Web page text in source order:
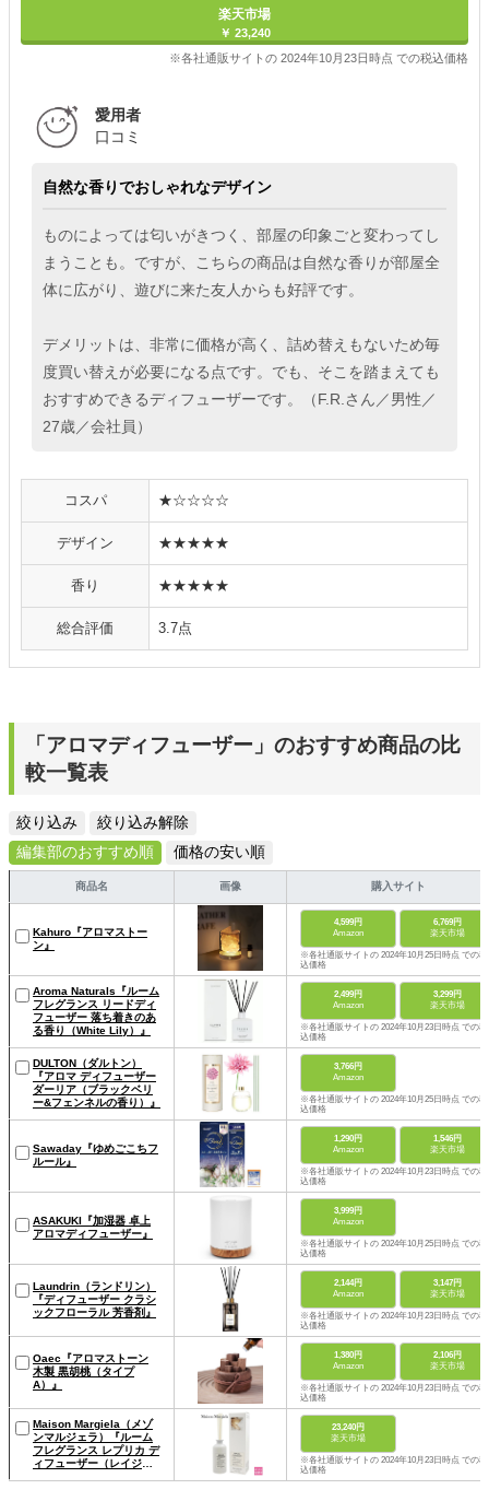
楽天市場
￥ 23,240
※各社通販サイトの 2024年10月23日時点 での税込価格
愛用者
口コミ
自然な香りでおしゃれなデザイン
ものによっては匂いがきつく、部屋の印象ごと変わってし
まうことも。ですが、こちらの商品は自然な香りが部屋全
体に広がり、遊びに来た友人からも好評です。
デメリットは、非常に価格が高く、詰め替えもないため毎
度買い替えが必要になる点です。でも、そこを踏まえても
おすすめできるディフューザーです。（F.R.さん／男性／
27歳／会社員）
コスパ ★☆☆☆☆
デザイン ★★★★★
香り ★★★★★
総合評価 3.7点
「アロマディフューザー」のおすすめ商品の比
較一覧表
絞り込み
絞り込み解除
編集部のおすすめ順
価格の安い順
商品名 画像 購入サイト
Kahuro『アロマストー
ン』
4,599円
Amazon
6,769円
楽天市場
※各社通販サイトの 2024年10月25日時点 での税
込価格
Aroma Naturals『ルーム
フレグランス リードディ
フューザー 落ち着きのあ
る香り（White Lily）』
2,499円
Amazon
3,299円
楽天市場
※各社通販サイトの 2024年10月23日時点 での税
込価格
DULTON（ダルトン）
『アロマ ディフューザー
ダーリア（ブラックベリ
ー&フェンネルの香り）』
3,766円
Amazon
※各社通販サイトの 2024年10月25日時点 での税
込価格
Sawaday『ゆめごこちフ
ルール』
1,290円
Amazon
1,546円
楽天市場
※各社通販サイトの 2024年10月23日時点 での税
込価格
ASAKUKI『加湿器 卓上
アロマディフューザー』
3,999円
Amazon
※各社通販サイトの 2024年10月25日時点 での税
込価格
Laundrin（ランドリン）
『ディフューザー クラシ
ックフローラル 芳香剤』
2,144円
Amazon
3,147円
楽天市場
※各社通販サイトの 2024年10月23日時点 での税
込価格
Oaec『アロマストーン
木製 黒胡桃（タイプ
A）』
1,380円
Amazon
2,106円
楽天市場
※各社通販サイトの 2024年10月23日時点 での税
込価格
Maison Margiela（メゾ
ンマルジェラ）『ルーム
フレグランス レプリカ デ
ィフューザー（レイジー
23,240円
楽天市場
※各社通販サイトの 2024年10月23日時点 での税
込価格